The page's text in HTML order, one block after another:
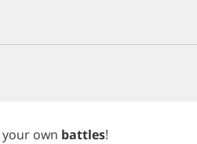
your own battles!